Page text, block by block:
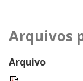
Arquivos
Arquivo